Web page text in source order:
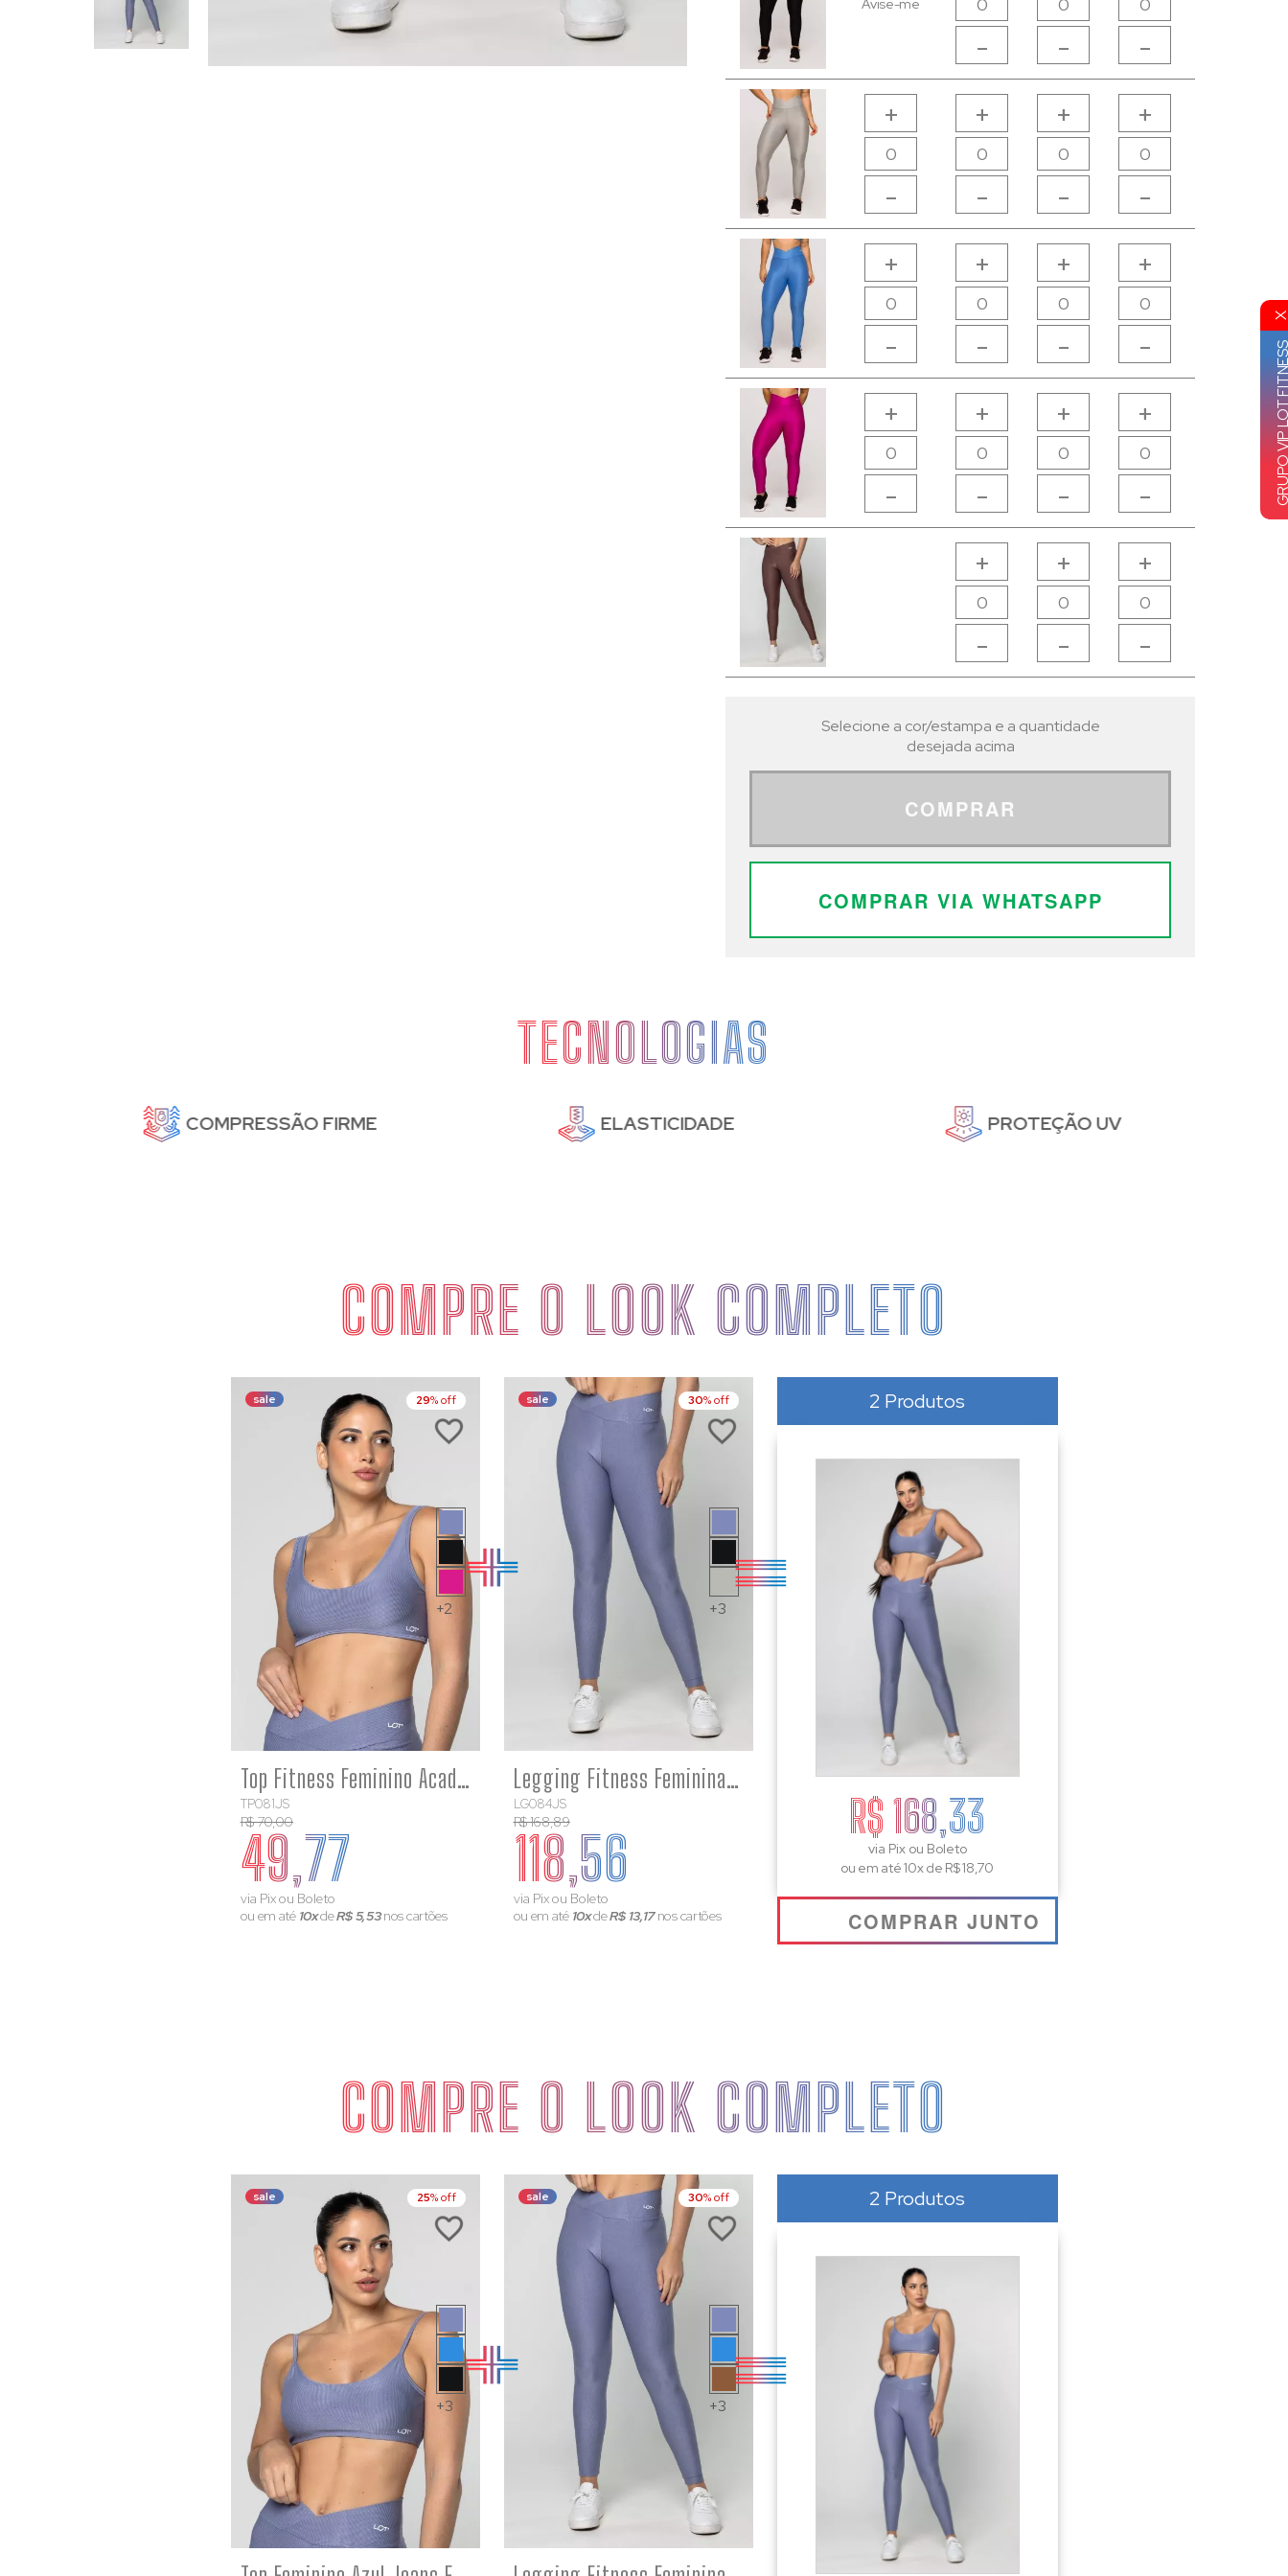
Avise-me
- -
-
+
-
+
-
+
-
+
-
+
-
+
-
+
-
+
-
+
-
+
-
+
-
+
-
+
-
+
-
+
-
Selecione a cor/estampa e a quantidade
desejada acima
COMPRAR
COMPRAR VIA WHATSAPP
TECNOLOGIAS
COMPRESSÃO FIRME ELASTICIDADE PROTEÇÃO UV
COMPRE O LOOK COMPLETO
sale 29% off
+2
Top Fitness Feminino Academia Poliamida Arco Costas Aberta Azul
TP081JS
R$ 70,00
49,77
via Pix ou Boleto
ou em até 10xdeR$ 5,53nos cartões
COMPRE
sale 30% off
+3
Legging Fitness Feminina Academia Poliamida Cós Cruzado Azul
LG084JS
R$ 168,89
118,56
via Pix ou Boleto
ou em até 10xdeR$ 13,17nos cartões
COMPRE
2 Produtos
R$ 168,33
via Pix ou Boleto
ou em até 10x de R$ 18,70
COMPRAR JUNTO
COMPRE O LOOK COMPLETO
sale 25% off
+3
COMPRE
sale 30% off
+3
COMPRE
2 Produtos
GRUPO